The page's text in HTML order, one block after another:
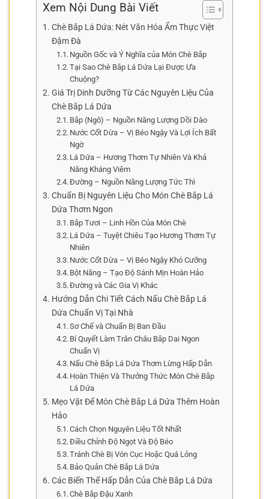
Xem Nội Dung Bài Viết
Chè Bắp Lá Dứa: Nét Văn Hóa Ẩm Thực Việt
Đậm Đà
Nguồn Gốc và Ý Nghĩa của Món Chè Bắp
Tại Sao Chè Bắp Lá Dứa Lại Được Ưa
Chuộng?
Giá Trị Dinh Dưỡng Từ Các Nguyên Liệu Của
Chè Bắp Lá Dứa
Bắp (Ngô) – Nguồn Năng Lượng Dồi Dào
Nước Cốt Dừa – Vị Béo Ngậy Và Lợi Ích Bất
Ngờ
Lá Dứa – Hương Thơm Tự Nhiên Và Khả
Năng Kháng Viêm
Đường – Nguồn Năng Lượng Tức Thì
Chuẩn Bị Nguyên Liệu Cho Món Chè Bắp Lá
Dứa Thơm Ngon
Bắp Tươi – Linh Hồn Của Món Chè
Lá Dứa – Tuyệt Chiêu Tạo Hương Thơm Tự
Nhiên
Nước Cốt Dừa – Vị Béo Ngậy Khó Cưỡng
Bột Năng – Tạo Độ Sánh Mịn Hoàn Hảo
Đường và Các Gia Vị Khác
Hướng Dẫn Chi Tiết Cách Nấu Chè Bắp Lá
Dứa Chuẩn Vị Tại Nhà
Sơ Chế và Chuẩn Bị Ban Đầu
Bí Quyết Làm Trân Châu Bắp Dai Ngon
Chuẩn Vị
Nấu Chè Bắp Lá Dứa Thơm Lừng Hấp Dẫn
Hoàn Thiện Và Thưởng Thức Món Chè Bắp
Lá Dứa
Mẹo Vặt Để Món Chè Bắp Lá Dứa Thêm Hoàn
Hảo
Cách Chọn Nguyên Liệu Tốt Nhất
Điều Chỉnh Độ Ngọt Và Độ Béo
Tránh Chè Bị Vón Cục Hoặc Quá Lỏng
Bảo Quản Chè Bắp Lá Dứa
Các Biến Thể Hấp Dẫn Của Chè Bắp Lá Dứa
Chè Bắp Đậu Xanh